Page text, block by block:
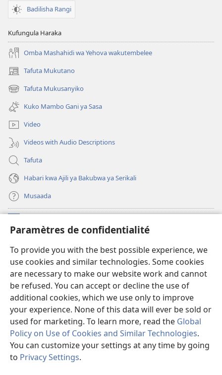
Paramètres de confidentialité
To provide you with the best possible experience, we
use cookies and similar technologies. Some cookies
are necessary to make our website work and cannot
be refused. You can accept or decline the use of
additional cookies, which we use only to improve
your experience. None of this data will ever be sold or
used for marketing. To learn more, read the Global
Policy on Use of Cookies and Similar Technologies.
You can customize your settings at any time by going
to Privacy Settings.
Badilisha Rangi
Kufungula Haraka
Omba Mashahidi wa Yehova wakutembelee
Tafuta Mukutano
(opens
new
window)
Tafuta Mukusanyiko
(opens
new
window)
Kuko Mambo Gani ya Sasa
Video
Videos with Audio Descriptions
Tafuta
Habari kwa Ajili ya Bakubwa ya Serikali
Musaada
(opens
new
Maktaba ku Enternete
(opens
new
window)JW Hub
(opens
new
window)Programu ya JW Library
Copyright© 2026 Watch Tower Bible and Tract Society of Pennsylvania.
KANUNI ZA MATUMIZI|